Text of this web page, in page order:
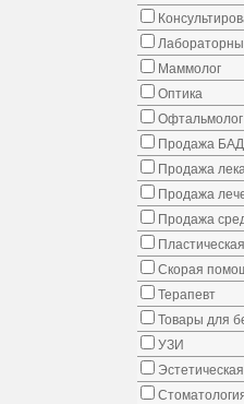
Маммолог
Оптика
Офтальмолог
Продажа
Продажа
Продажа
Продажа
Скорая
Терапевт
Товары для
УЗИ